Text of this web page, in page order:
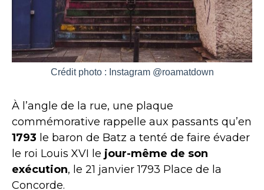
Crédit photo : Instagram @roamatdown
À l’angle de la rue, une plaque
commémorative rappelle aux passants qu’en
1793 le baron de Batz a tenté de faire évader
le roi Louis XVI le jour-même de son
exécution, le 21 janvier 1793 Place de la
Concorde.